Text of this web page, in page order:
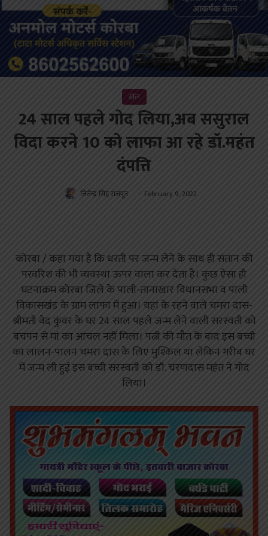
खेल
24 साल पहले गोद लिया,अब ससुराल
विदा करने 10 को लाफा आ रहे डॉ.महंत
दंपत्ति
जितेन्द्र सिंह राजपूत February 9, 2022
कोरबा / कहा गया है कि धरती पर जन्म लेने के साथ ही संतान की
परवरिश की भी व्यवस्था ऊपर वाला कर देता है। कुछ ऐसा ही
घटनाक्रम कोरबा जिले के पाली-तानाखार विधानसभा व पाली
विकासखंड के ग्राम लाफा में हुआ। यहां के रहने वाले चमरा दास-
श्रीमती वेद कुंवर के घर 24 साल पहले जन्म लेने वाली सरस्वती को
बचपन से मां का आंचल नहीं मिला। पत्नी की मौत के बाद इस बच्ची
का लालन-पालन चमरा दास के लिए मुश्किल था लेकिन गरीब घर
में जन्म ली हुई इस बच्ची सरस्वती को डॉ. चरणदास महंत ने गोद
लिया।